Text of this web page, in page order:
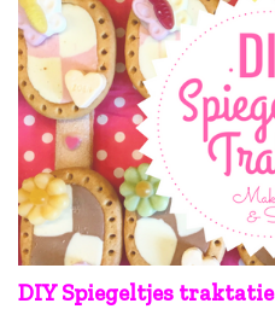
DIY Spiegeltjes traktatie